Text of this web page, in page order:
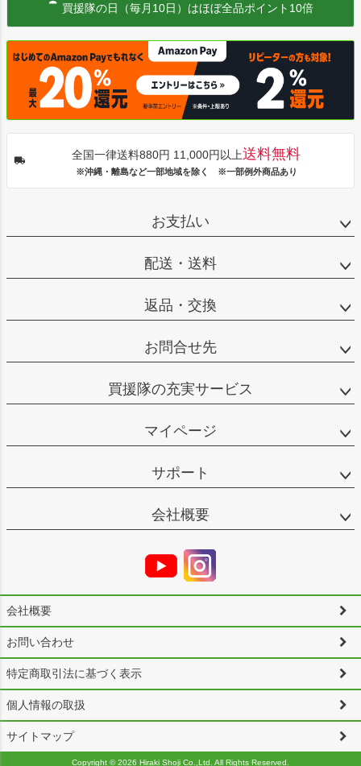
買援隊の日（毎月10日）はほぼ全品ポイント10倍
全国一律送料880円 11,000円以上送料無料
※沖縄・離島など一部地域を除く ※一部例外商品あり
お支払い
配送・送料
返品・交換
お問合せ先
買援隊の充実サービス
マイページ
サポート
会社概要
会社概要
お問い合わせ
特定商取引法に基づく表示
個人情報の取扱
サイトマップ
Copyright ©2026 Hiraki Shoji Co.,Ltd. All Rights Reserved.